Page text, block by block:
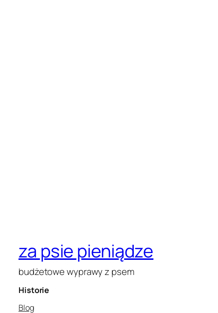
za psie pieniądze
budżetowe wyprawy z psem
Historie
Blog